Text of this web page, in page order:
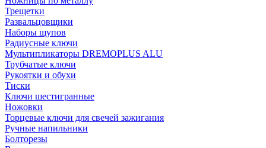
Трещетки
Развальцовщики
Наборы щупов
Радиусные ключи
Мультипликаторы DREMOPLUS ALU
Трубчатые ключи
Рукоятки и обухи
Тиски
Ключи шестигранные
Ножовки
Торцевые ключи для свечей зажигания
Ручные напильники
Болторезы